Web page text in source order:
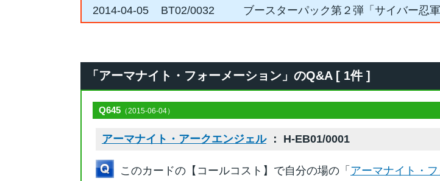
2014-04-05 BT02/0032 ブースターパック第２弾「サイバー忍
「アーマナイト・フォーメーション」のQ&A [ 1件 ]
Q645 （2015-06-04）
アーマナイト・アークエンジェル： H-EB01/0001
このカードの【コールコスト】で自分の場の「 アーマナイト・